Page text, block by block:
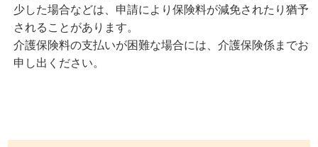
少した場合などは、申請により保険料が減免されたり猶予
されることがあります。
介護保険料の支払いが困難な場合には、介護保険係までお
申し出ください。